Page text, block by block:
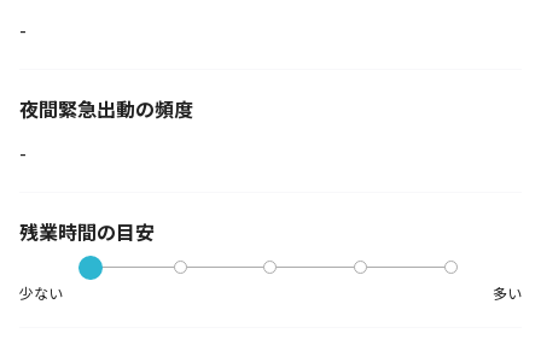
-
夜間緊急出動の頻度
-
残業時間の目安
少ない 多い